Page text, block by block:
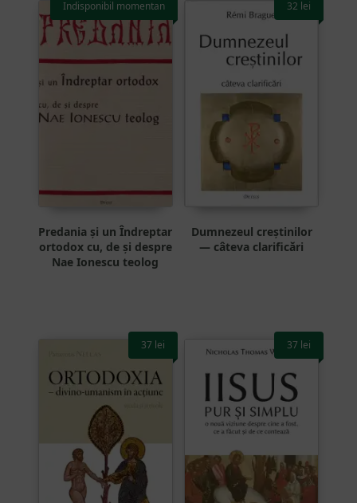
Predania și un Îndreptar
ortodox cu, de și despre
Nae Ionescu teolog
Indisponibil momentan
Dumnezeul creștinilor
— câteva clarificări
32 lei
37 lei 37 lei